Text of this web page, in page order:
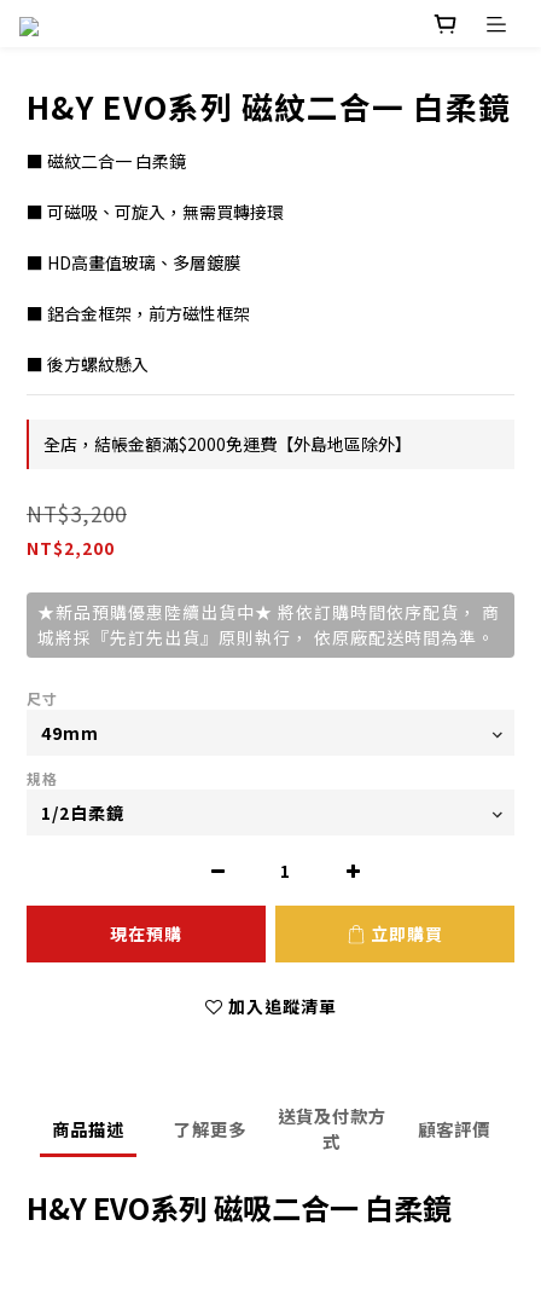
H&Y EVO系列 磁紋二合一 白柔鏡
■ 磁紋二合一 白柔鏡
■ 可磁吸、可旋入，無需買轉接環
■ HD高畫值玻璃、多層鍍膜
■ 鋁合金框架，前方磁性框架
■ 後方螺紋懸入
全店，結帳金額滿$2000免運費【外島地區除外】
NT$3,200
NT$2,200
★新品預購優惠陸續出貨中★ 將依訂購時間依序配貨， 商
城將採『先訂先出貨』原則執行， 依原廠配送時間為準。
尺寸
規格
現在預購 立即購買
加入追蹤清單
商品描述 了解更多
送貨及付款方
式
顧客評價
H&Y EVO系列 磁吸二合一 白柔鏡